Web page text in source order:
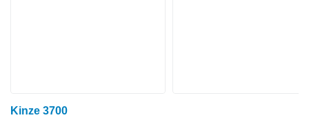
Kinze 3700